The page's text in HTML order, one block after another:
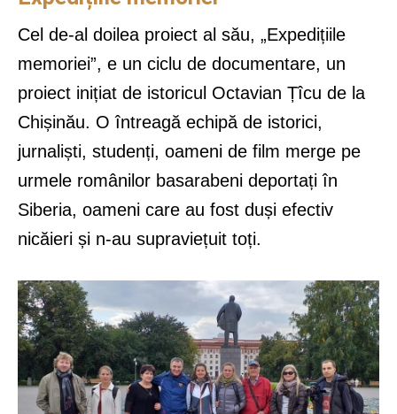
Cel de-al doilea proiect al său, „Expedițiile
memoriei”, e un ciclu de documentare, un
proiect inițiat de istoricul Octavian Țîcu de la
Chișinău. O întreagă echipă de istorici,
jurnaliști, studenți, oameni de film merge pe
urmele românilor basarabeni deportați în
Siberia, oameni care au fost duși efectiv
nicăieri și n-au supraviețuit toți.